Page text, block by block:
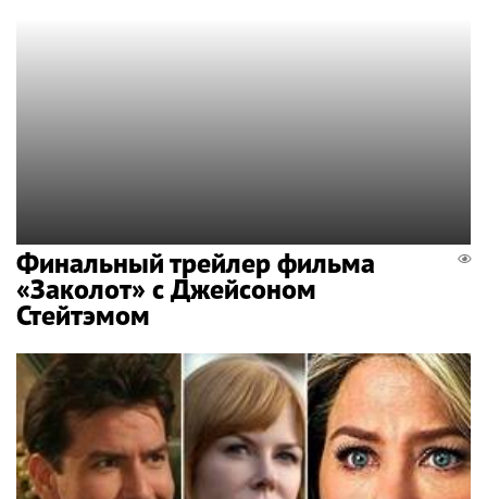
Финальный трейлер фильма
«Заколот» с Джейсоном
Стейтэмом